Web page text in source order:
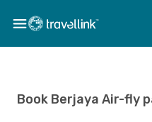
Book Berjaya Air-fly